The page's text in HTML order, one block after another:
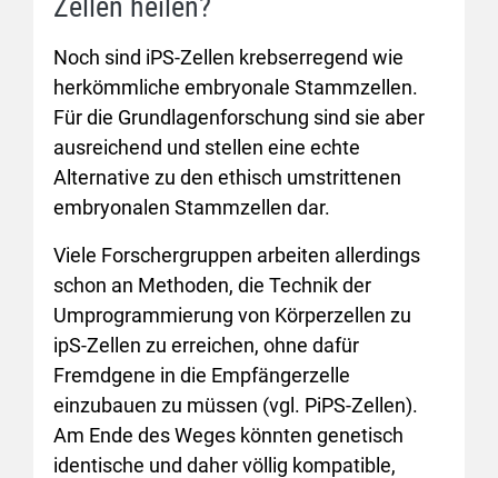
Zellen heilen?
Noch sind iPS-Zellen krebserregend wie
herkömmliche embryonale Stammzellen.
Für die Grundlagenforschung sind sie aber
ausreichend und stellen eine echte
Alternative zu den ethisch umstrittenen
embryonalen Stammzellen dar.
Viele Forschergruppen arbeiten allerdings
schon an Methoden, die Technik der
Umprogrammierung von Körperzellen zu
ipS-Zellen zu erreichen, ohne dafür
Fremdgene in die Empfängerzelle
einzubauen zu müssen (vgl. PiPS-Zellen).
Am Ende des Weges könnten genetisch
identische und daher völlig kompatible,